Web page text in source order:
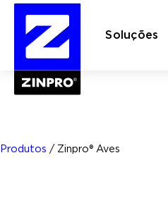
Soluções
Produtos / Zinpro® Aves